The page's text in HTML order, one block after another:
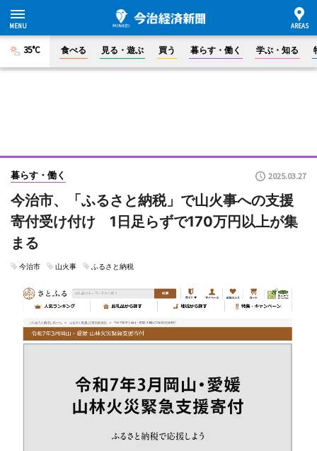
35°C 食べる 見る・遊ぶ 買う 暮らす・働く 学ぶ・知る
暮らす・働く 2025.03.27
今治市、「ふるさと納税」で山火事への支援
寄付受け付け 1日足らずで170万円以上が集
まる
今治市 山火事 ふるさと納税